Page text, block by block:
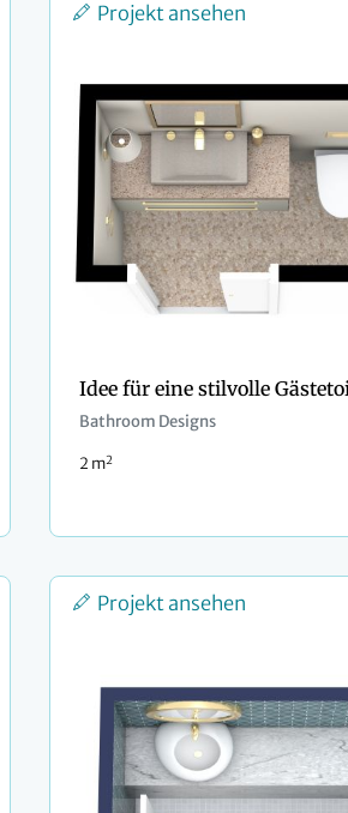
Projekt ansehen
Idee für eine stilvolle
Bathroom Designs
2 m2
Projekt ansehen